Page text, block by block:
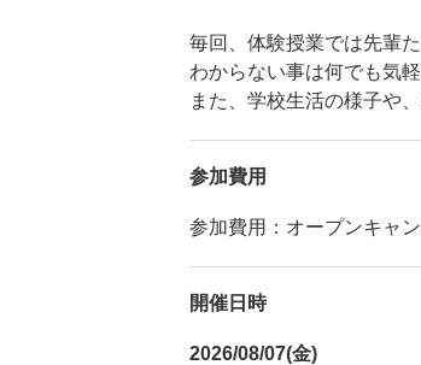
毎回、体験授業では先輩
わからない事は何でも気
また、学校生活の様子や
参加費用
参加費用：オープンキャ
開催日時
2026/08/07(金)